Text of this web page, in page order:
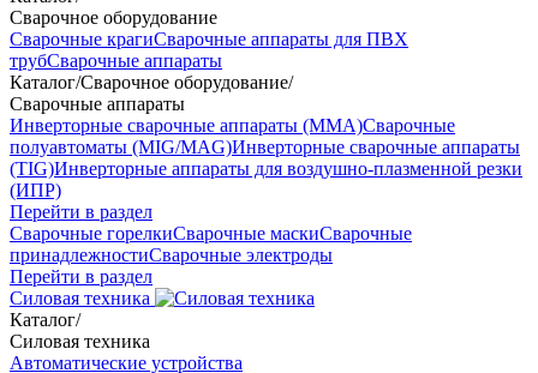
Сварочное оборудование
Сварочные крагиСварочные аппараты для ПВХ
трубСварочные аппараты
Каталог/Сварочное оборудование/
Сварочные аппараты
Инверторные сварочные аппараты (ММА)Сварочные
полуавтоматы (MIG/MAG)Инверторные сварочные аппараты
(TIG)Инверторные аппараты для воздушно-плазменной резки
(ИПР)
Перейти в раздел
Сварочные горелкиСварочные маскиСварочные
принадлежностиСварочные электроды
Перейти в раздел
Силовая техника
Каталог/
Силовая техника
Автоматические устройства